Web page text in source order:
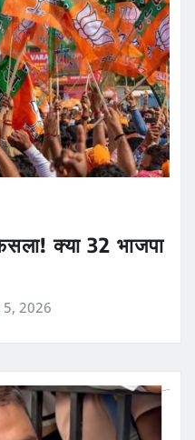
क्या 32 भाजपा
5, 2026